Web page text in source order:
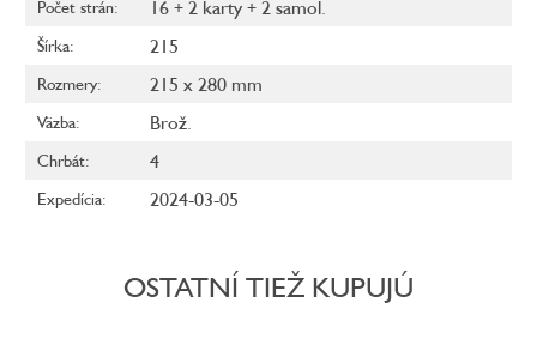
Počet strán: 16 + 2 karty + 2 samol.
Šírka: 215
Rozmery: 215 x 280 mm
Väzba: Brož.
Chrbát: 4
Expedícia: 2024-03-05
OSTATNÍ TIEŽ KUPUJÚ